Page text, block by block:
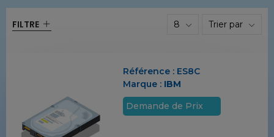
FILTRE 8 Trier par
Référence : ES8C
Marque : IBM
Demande de Prix